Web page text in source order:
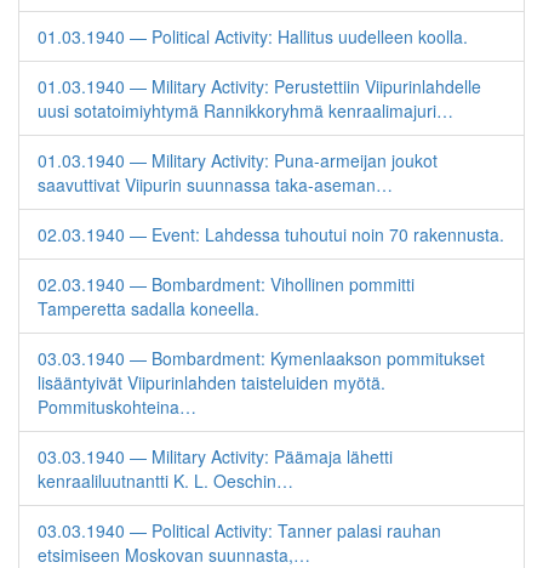
01.03.1940 — Political Activity: Hallitus uudelleen koolla.
01.03.1940 — Military Activity: Perustettiin Viipurinlahdelle
uusi sotatoimiyhtymä Rannikkoryhmä kenraalimajuri…
01.03.1940 — Military Activity: Puna-armeijan joukot
saavuttivat Viipurin suunnassa taka-aseman…
02.03.1940 — Event: Lahdessa tuhoutui noin 70 rakennusta.
02.03.1940 — Bombardment: Vihollinen pommitti
Tamperetta sadalla koneella.
03.03.1940 — Bombardment: Kymenlaakson pommitukset
lisääntyivät Viipurinlahden taisteluiden myötä.
Pommituskohteina…
03.03.1940 — Military Activity: Päämaja lähetti
kenraaliluutnantti K. L. Oeschin…
03.03.1940 — Political Activity: Tanner palasi rauhan
etsimiseen Moskovan suunnasta,…